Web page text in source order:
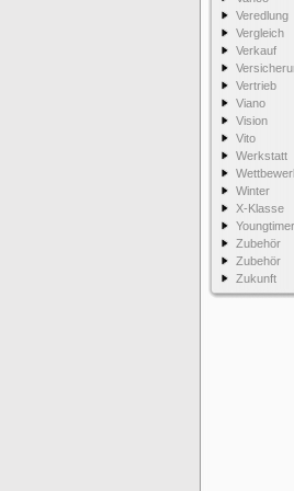
Veredlung
Vergleich
Verkauf
Vertrieb
Viano
Vision
Vito
Werkstatt
Winter
X-Klasse
Youngtimer
Zubehör
Zubehör
Zukunft